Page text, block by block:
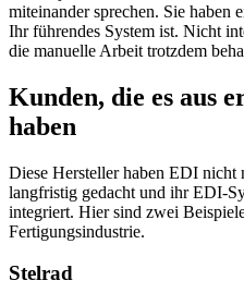
miteinander sprechen. Sie haben
Ihr führendes System ist. Nicht
die manuelle Arbeit trotzdem
Kunden, die es aus
haben
Diese Hersteller haben EDI nicht
langfristig gedacht und ihr EDI-
integriert. Hier sind zwei
Fertigungsindustrie.
Stelrad